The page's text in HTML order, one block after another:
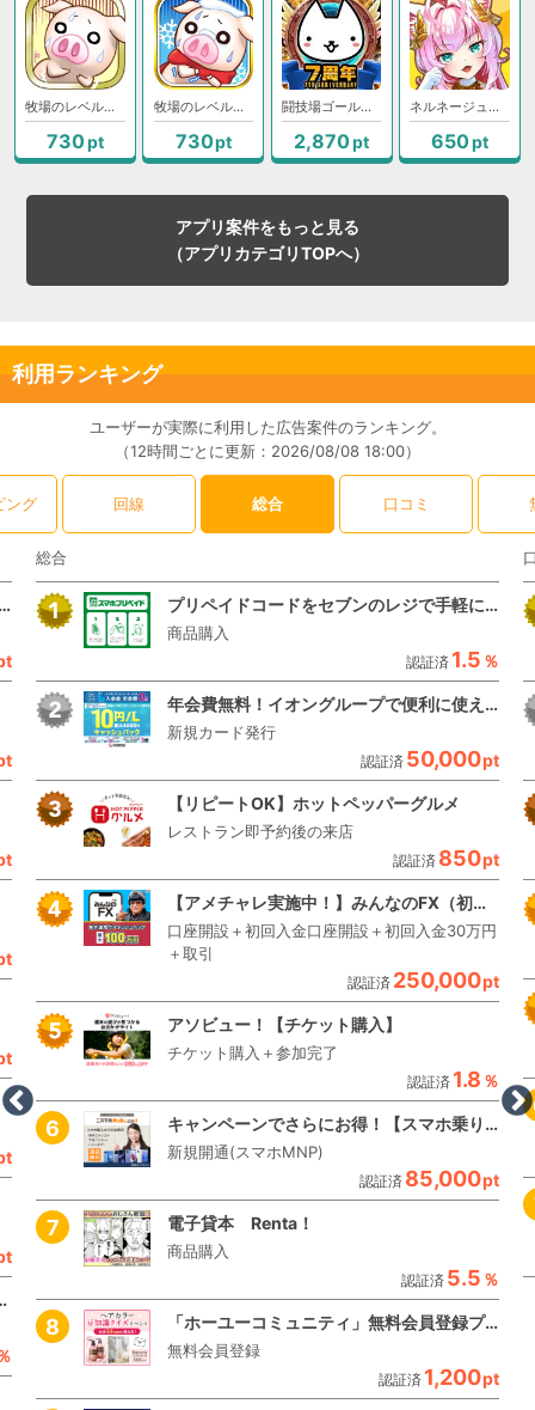
牧場のレベルアップ1周目到達
730pt
牧場のレベルアップ1周目到達
730pt
闘技場ゴールドクラスⅢ到達
2,870pt
ネルネージュのレベル「120」到達で成果
650pt
アプリ案件をもっと見る
（アプリカテゴリTOPへ）
利用ランキング
ユーザーが実際に利用した広告案件のランキング。
（12時間ごとに更新：2026/08/08 18:00）
ング 回線 総合 口コミ
得！【スマホ乗り換え.com】
1カ月プラン継続利用）
総合
プリペイドコードをセブンのレジで手軽に買える【スマホプリペイド】
商品購入
認証済 1.5 ％
年会費無料！イオングループで便利に使えるクレジットカード【コスモ・ザ・カード・オーパス】
新規カード発行
認証済 50,000pt
【リピートOK】ホットペッパーグルメ
レストラン即予約後の来店
認証済 850pt
【アメチャレ実施中！】みんなのFX（初回30万円入金＋新規90Lot以上の取引）/トレイダーズ証券
口座開設＋初回入金口座開設＋初回入金30万円
＋取引
認証済 250,000pt
アソビュー！【チケット購入】
チケット購入＋参加完了
認証済 1.8 ％
キャンペーンでさらにお得！【スマホ乗り換え.com】
新規開通(スマホMNP)
認証済 85,000pt
電子貸本 Renta！
商品購入
認証済 5.5 ％
「ホーユーコミュニティ」無料会員登録プロモーション
無料会員登録
認証済 1,200pt